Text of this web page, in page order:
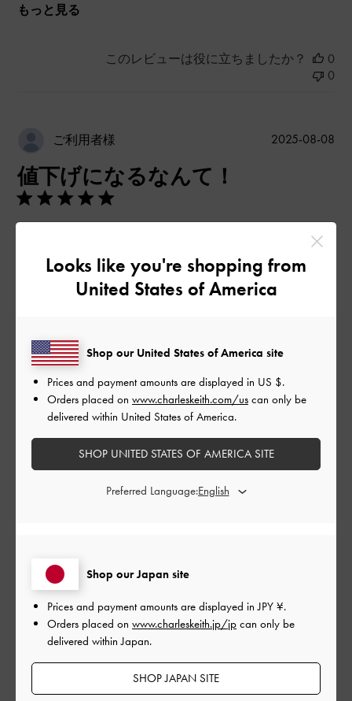
もっと見る
このレビューは役に立ちましたか？
0
0
ご利用者様
値下げになるなんて！
デザインが圧倒的にかわいい😍ブラックなので、持ち手の部分
の汚れも目立ちにくそうで、秋口まで活躍できそう！肩にかけ
ると収まるサイズで、思ったより大きくありませんでした。カ
ラーで印象が違うので、色違いでもほしい商品です。
デザイン
とてもよかった
品質
公
2025-08-08
ご利用者様
可愛い❤️
2024-09-03
Looks like you're shopping from
United States of America
Shop our Japan site
Prices and payment amounts are displayed inJPY ¥.
Orders placed on www.charleskeith.jp/jp can only be
delivered within Japan.
SHOP JAPAN SITE
Shop our United States of America site
Prices and payment amounts are displayed in US $.
Orders placed on www.charleskeith.com/us can only be
delivered within United States of America.
SHOP UNITED STATES OF AMERICA SITE
Preferred Language: